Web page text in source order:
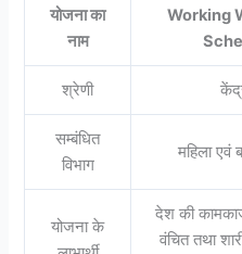
योजना का
नाम
Working
श्रेणी
सम्बंधित
विभाग
महिला एवं
योजना के
देश की
वंचित तथा